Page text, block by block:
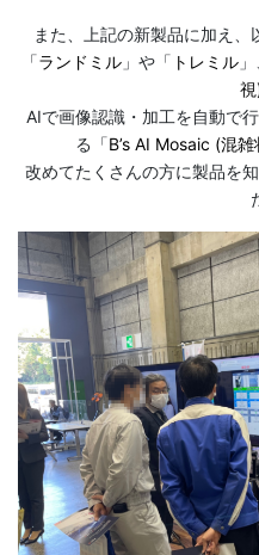
また、上記の新製品に加え
「ランドミル 」や「 トレミル
AIで画像認識・加工を自動で
る「B’s AI Mosaic (混
改めてたくさんの方に製品を